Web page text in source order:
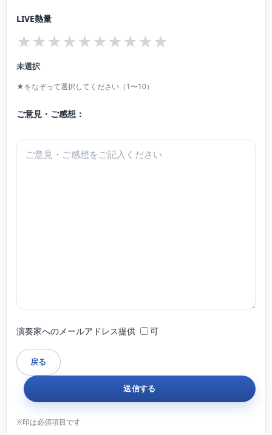
師事。
などを受賞。
LIVE熱量
★★★★★★★★★★
未選択
★をなぞって選択してください（1〜10）
ご意見・ご感想：
演奏家へのメールアドレス提供 可